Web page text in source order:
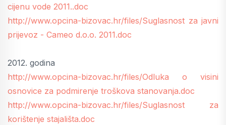
cijenu vode 2011..doc
http://www.opcina-bizovac.hr/files/Suglasnost za javni
prijevoz - Cameo d.o.o. 2011.doc
2012. godina
http://www.opcina-bizovac.hr/files/Odluka o visini
osnovice za podmirenje troškova stanovanja.doc
http://www.opcina-bizovac.hr/files/Suglasnost za
korištenje stajališta.doc